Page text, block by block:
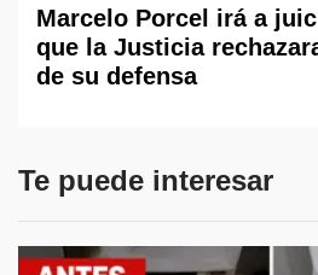
Marcelo Porcel irá a
que la Justicia
de su defensa
Te puede interesar